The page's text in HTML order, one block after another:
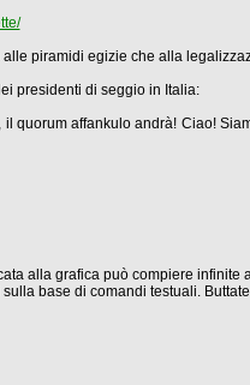
piramidi egizie che alla
presidenti di seggio in Italia:
affankulo andrà! Ciao!
alla grafica può compiere infinite
base di comandi testuali.